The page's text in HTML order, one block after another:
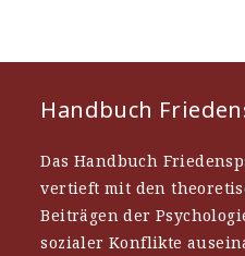
Handbuch
Das Handbuch
vertieft mit den
Beiträgen der
sozialer Konflikte